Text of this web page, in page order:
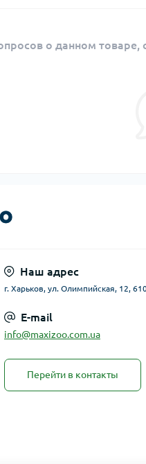
о данном товаре,
Наш адрес
г. Харьков, ул. Олимпийская, 12,
E-mail
info@maxizoo.com.ua
Перейти в контакты